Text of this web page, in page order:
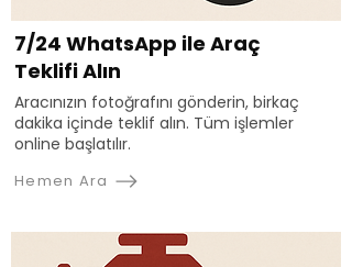
7/24 WhatsApp ile Araç
Teklifi Alın
Aracınızın fotoğrafını gönderin, birkaç
dakika içinde teklif alın. Tüm işlemler
online başlatılır.
Hemen Ara